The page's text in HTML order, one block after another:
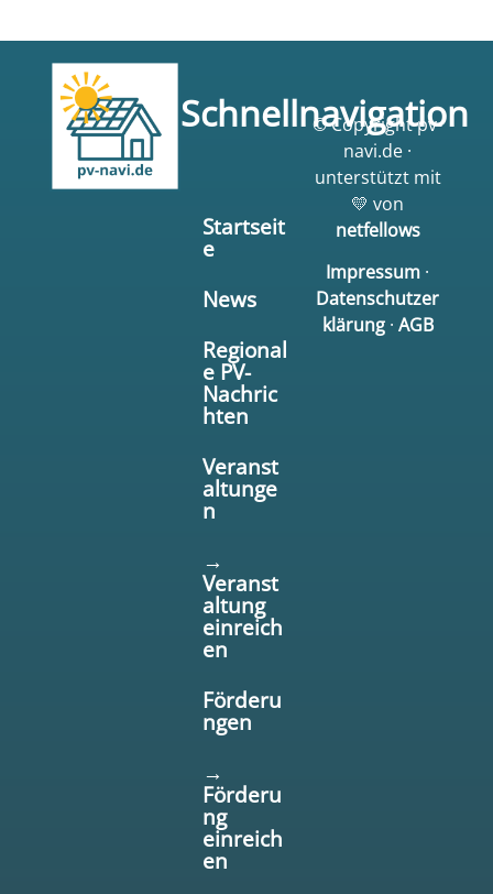
Schnellnavigation
Startseit
e
News
Regional
e PV-
Nachric
hten
Veranst
altunge
n
→
Veranst
altung
einreich
en
Förderu
ngen
→
Förderu
ng
einreich
en
© Copyright pv-
navi.de ·
unterstützt mit
💛 von
netfellows
Impressum ·
Datenschutzer
klärung· AGB